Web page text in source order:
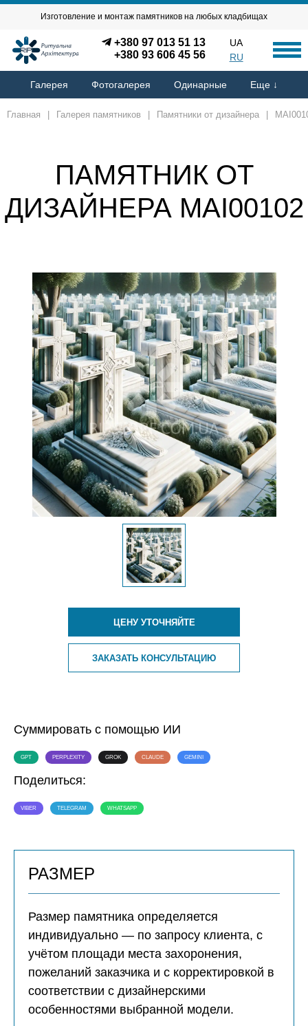
Изготовление и монтаж памятников на любых кладбищах
+380 97 013 51 13
+380 93 606 45 56
UA
RU
Галерея Фотогалерея Одинарные Еще ↓
Главная Галерея памятников Памятники от дизайнера
ПАМЯТНИК ОТ
ДИЗАЙНЕРА MAI00102
ЦЕНУ УТОЧНЯЙТЕ
ЗАКАЗАТЬ КОНСУЛЬТАЦИЮ
Суммировать с помощью ИИ
GPT PERPLEXITY GROK CLAUDE GEMINI
Поделиться:
VIBER TELEGRAM WHATSAPP
РАЗМЕР
Размер памятника определяется
индивидуально — по запросу клиента, с
учётом площади места захоронения,
пожеланий заказчика и с корректировкой в
соответствии с дизайнерскими
особенностями выбранной модели.